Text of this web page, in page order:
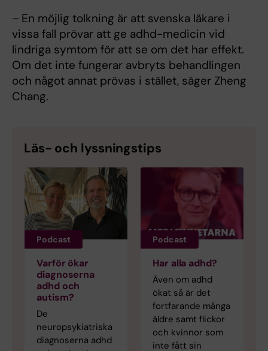
– En möjlig tolkning är att svenska läkare i
vissa fall prövar att ge adhd-medicin vid
lindriga symtom för att se om det har effekt.
Om det inte fungerar avbryts behandlingen
och något annat prövas i stället, säger Zheng
Chang.
Läs- och lyssningstips
Podcast
Varför ökar
diagnoserna
adhd och
autism?
De
neuropsykiatriska
diagnoserna adhd
Podcast
Har alla adhd?
Även om adhd
ökat så är det
fortfarande många
äldre samt flickor
och kvinnor som
inte fått sin